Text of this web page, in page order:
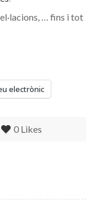
… fins i tot
electrònic
0 Likes